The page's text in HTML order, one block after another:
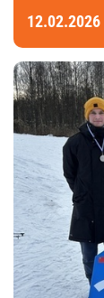
12.02.2026